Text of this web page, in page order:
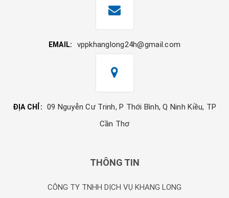
EMAIL: vppkhanglong24h@gmail.com
ĐỊA CHỈ:
09 Nguyễn Cư Trinh, P Thới Bình, Q Ninh Kiều, TP
Cần Thơ
THÔNG TIN
CÔNG TY TNHH DỊCH VỤ KHANG LONG